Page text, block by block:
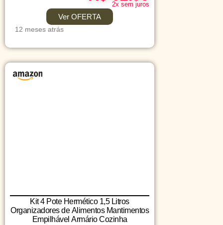
2x sem juros
Ver OFERTA
12 meses atrás
Kit 4 Pote Hermético 1,5 Litros
Organizadores de Alimentos Mantimentos
Empilhável Armário Cozinha